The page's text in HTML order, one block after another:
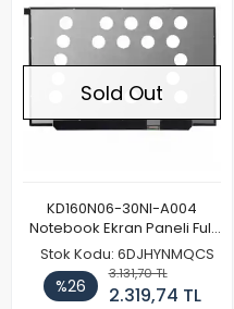
Sold Out
KD160N06-30NI-A004
Notebook Ekran Paneli Full
HD
Stok Kodu: 6DJHYNMQCS
%26
3.131,70 TL
2.319,74 TL